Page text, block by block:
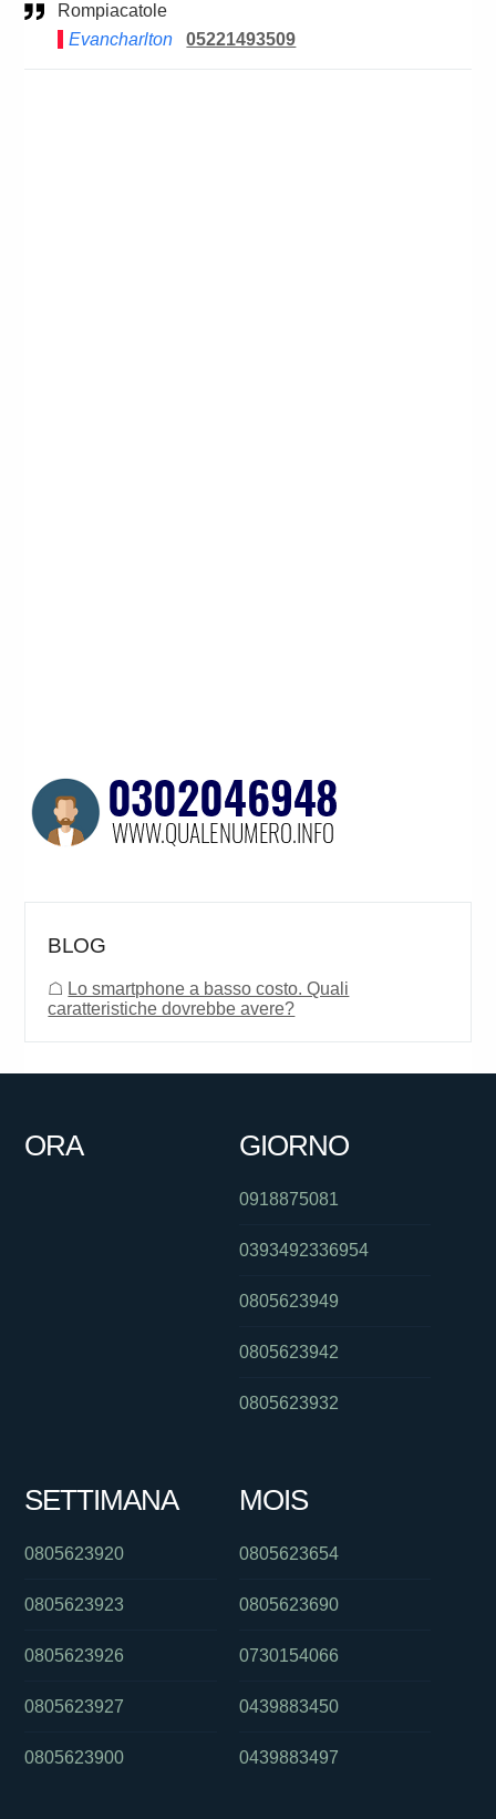
Rompiacatole
Evancharlton
05221493509
BLOG
☖ Lo smartphone a basso costo. Quali
caratteristiche dovrebbe avere?
ORA GIORNO
0918875081
0393492336954
0805623949
0805623942
0805623932
SETTIMANA
0805623920
0805623923
0805623926
0805623927
0805623900
MOIS
0805623654
0805623690
0730154066
0439883450
0439883497